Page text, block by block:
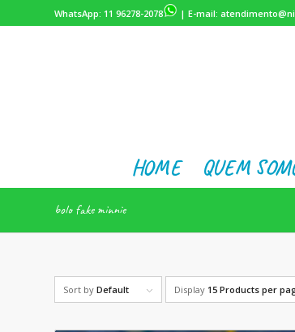
WhatsApp: 11 96278-2078 | E-mail:
HOME QUEM
bolo fake minnie
Sort by Default Display 15 Products per